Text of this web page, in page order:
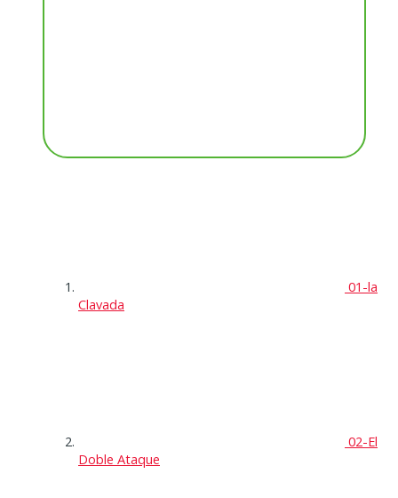
01-la
Clavada
02-El
Doble Ataque